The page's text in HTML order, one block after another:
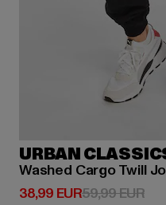
URBAN
Washed Cargo Twill
38,99 EUR
Derzeitiger Preis: 38,99
59,99 EUR